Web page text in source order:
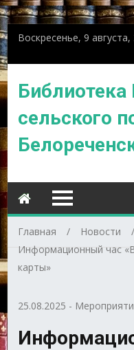
Воскресенье, 9 августа,
Библиотека
сельского
Главная Новости
Информационный час
карты»
25.08.2025 -